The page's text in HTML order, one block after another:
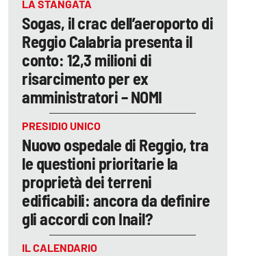
LA STANGATA
Sogas, il crac dell’aeroporto di
Reggio Calabria presenta il
conto: 12,3 milioni di
risarcimento per ex
amministratori – NOMI
PRESIDIO UNICO
Nuovo ospedale di Reggio, tra
le questioni prioritarie la
proprietà dei terreni
edificabili: ancora da definire
gli accordi con Inail?
IL CALENDARIO